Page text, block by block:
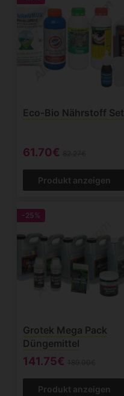
Eco-Bio Nährstoff Set
61.70€
Produkt anzeigen
-25%
Grotek Mega Pack
Düngemittel
141.75€
Produkt anzeigen